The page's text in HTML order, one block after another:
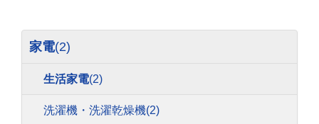
家電(2)
生活家電(2)
洗濯機・洗濯乾燥機(2)